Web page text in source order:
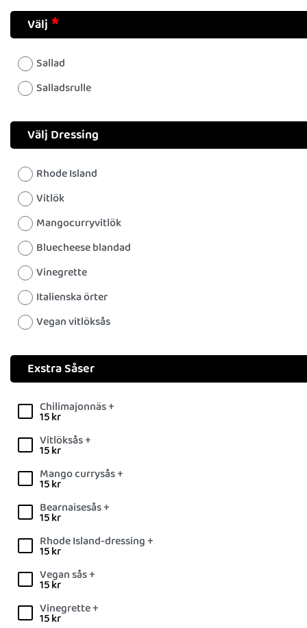
Välj
Sallad
Salladsrulle
Välj Dressing
Rhode Island
Vitlök
Mangocurryvitlök
Bluecheese blandad
Vinegrette
Italienska örter
Vegan vitlöksås
Exstra Såser
Chilimajonnäs +
15kr
Vitlöksås +
15kr
Mango currysås +
15kr
Bearnaisesås +
15kr
Rhode Island-dressing +
15kr
Vegan sås +
15kr
Vinegrette +
15kr